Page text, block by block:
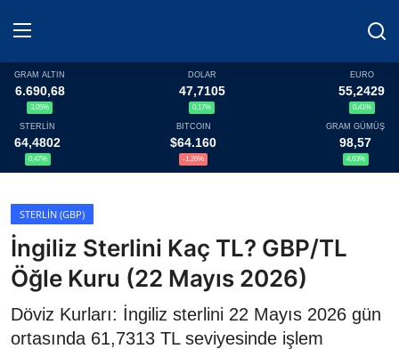
Haberler
Döviz
Altın Fiyatları
Döviz Kurları
Fonlar
Kripto Paralar
GRAM ALTIN
6.690,68
3,05%
DOLAR
47,7105
0,17%
EURO
55,2429
0,41%
STERLİN
64,4802
0,47%
BITCOIN
$64.160
-1,26%
GRAM GÜMÜŞ
98,57
4,63%
STERLIN (GBP)
İngiliz Sterlini Kaç TL? GBP/TL
Öğle Kuru (22 Mayıs 2026)
Döviz Kurları: İngiliz sterlini 22 Mayıs 2026 gün
ortasında 61,7313 TL seviyesinde işlem